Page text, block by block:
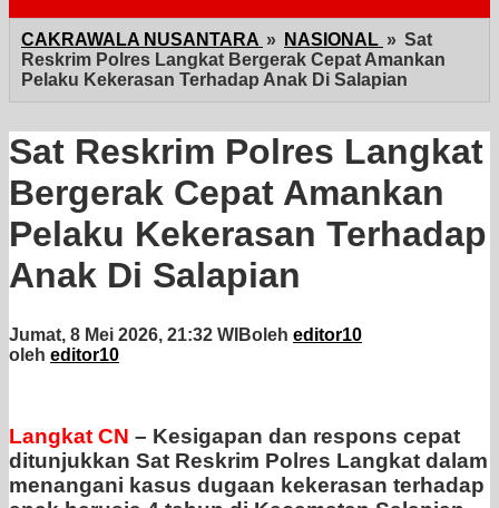
CAKRAWALA NUSANTARA » NASIONAL » Sat
Reskrim Polres Langkat Bergerak Cepat Amankan
Pelaku Kekerasan Terhadap Anak Di Salapian
Sat Reskrim Polres Langkat
Bergerak Cepat Amankan
Pelaku Kekerasan Terhadap
Anak Di Salapian
Jumat, 8 Mei 2026, 21:32 WIBoleh editor10
oleh editor10
Langkat CN – Kesigapan dan respons cepat
ditunjukkan Sat Reskrim Polres Langkat dalam
menangani kasus dugaan kekerasan terhadap